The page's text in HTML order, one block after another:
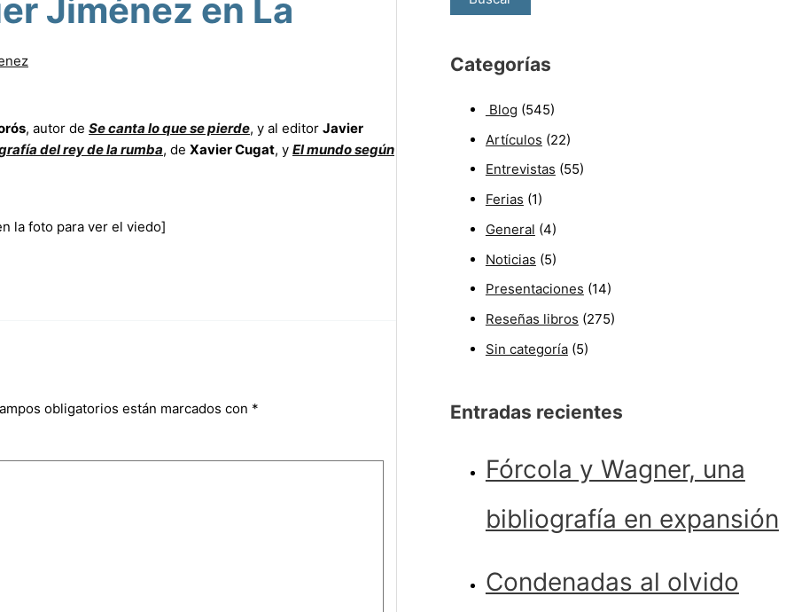
Jiménez en La
, autor de Se canta lo que se pierde, y al editor Javier
del rey de la rumba, de Xavier Cugat, y El mundo según
la foto para ver el viedo]
obligatorios están marcados con *
Categorías
Blog (545)
Artículos (22)
Entrevistas (55)
Ferias (1)
General (4)
Noticias (5)
Presentaciones (14)
Reseñas libros (275)
Sin categoría(5)
Entradas recientes
Fórcola y Wagner, una
bibliografía en expansión
Condenadas al olvido